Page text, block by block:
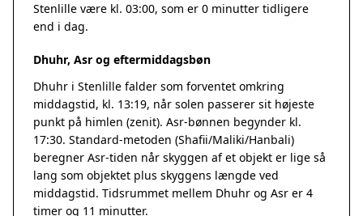
Stenlille være kl. 03:00, som er 0 minutter tidligere
end i dag.
Dhuhr, Asr og eftermiddagsbøn
Dhuhr i Stenlille falder som forventet omkring
middagstid, kl. 13:19, når solen passerer sit højeste
punkt på himlen (zenit). Asr-bønnen begynder kl.
17:30. Standard-metoden (Shafii/Maliki/Hanbali)
beregner Asr-tiden når skyggen af et objekt er lige så
lang som objektet plus skyggens længde ved
middagstid. Tidsrummet mellem Dhuhr og Asr er 4
timer og 11 minutter.